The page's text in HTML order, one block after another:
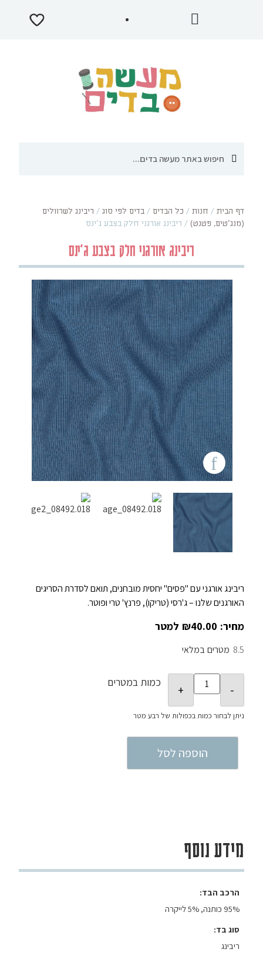
דף הבית / חנות / כל הבדים /בדים לפי סוג / ריבינג לשרוולים
(מנג'טים, פטנט) / ריבינג אורגני חלק בצבע ג'ינס
ריבינג אורגני חלק בצבע ג'ינס
ריבינג אורגני עם "פסים" יחסית מובחנים, תואם לסדרת הסריגים
האורגנים שלנו – ג'רסי (טריקו), פרנץ' טרי ופוטר.
₪40.00
8.5 במלאי
כמות במטרים
הוספה לסל
מידע נוסף
הרכב הבד
95% כותנה, 5% לייקרה
סוג בד
ריבינג